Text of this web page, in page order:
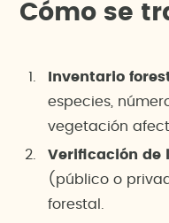
Cómo se
Inventario
especies,
vegetación
Verificación de
(público o
forestal.